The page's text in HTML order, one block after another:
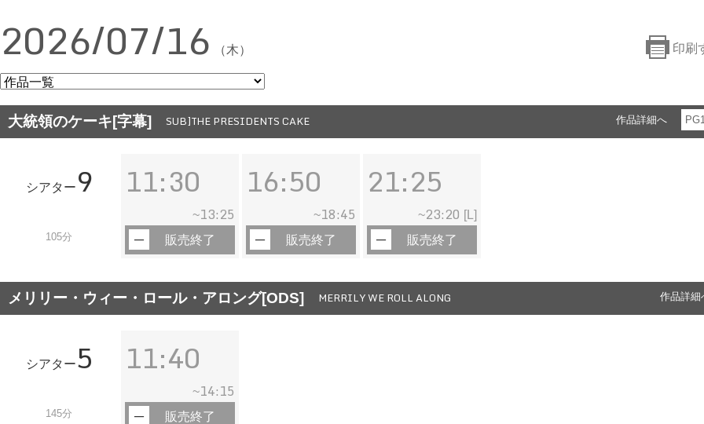
印刷
2026/07/16 （木）
大統領のケーキ[字幕] SUB]THE PRESIDENTS CAKE 作品詳細へ
シアター 9
105分
11:30
~13:25
販売終了
16:50
~18:45
販売終了
21:25
~23:20 [L]
販売終了
メリリー・ウィー・ロール・アロング[ODS] MERRILY WE ROLL ALONG 作品詳細
シアター5
145分
11:40
~14:15
販売終了